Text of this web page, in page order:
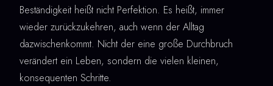
Beständigkeit heißt nicht Perfektion. Es heißt, immer
wieder zurückzukehren, auch wenn der Alltag
dazwischenkommt. Nicht der eine große Durchbruch
verändert ein Leben, sondern die vielen kleinen,
konsequenten Schritte.